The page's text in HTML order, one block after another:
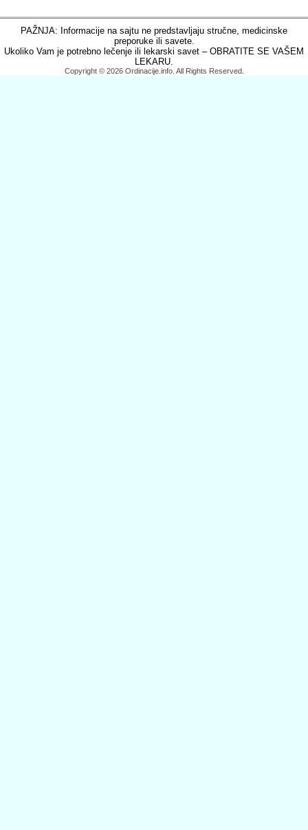
PAŽNJA: Informacije na sajtu ne predstavljaju stručne, medicinske
preporuke ili savete.
Ukoliko Vam je potrebno lečenje ili lekarski savet – OBRATITE SE VAŠEM
LEKARU.
Copyright © 2026 Ordinacije.info. All Rights Reserved.